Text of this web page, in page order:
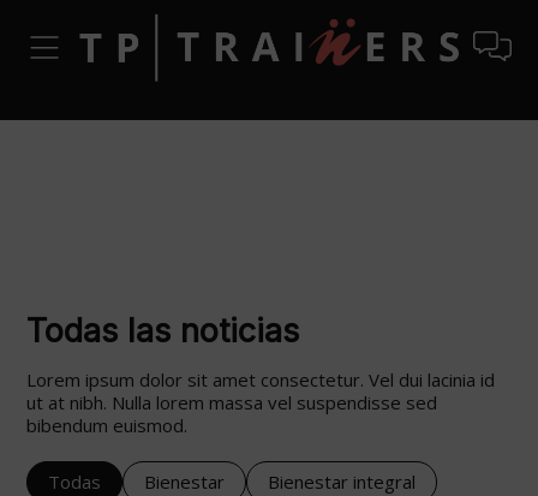
Todas las noticias
Lorem ipsum dolor sit amet consectetur. Vel dui lacinia id
ut at nibh. Nulla lorem massa vel suspendisse sed
bibendum euismod.
Todas Bienestar
Bienestar integral